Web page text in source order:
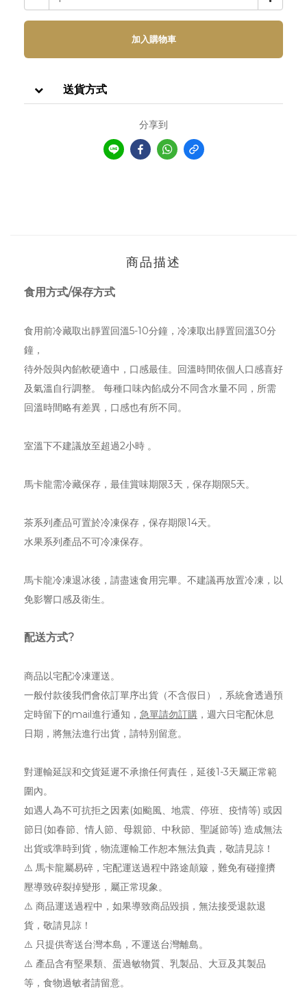
加入購物車
送貨方式
分享到
商品描述
食用方式/保存方式
食用前冷藏取出靜置回溫5-10分鐘，冷凍取出靜置回溫30分
鐘，
待外殼與內餡軟硬適中，口感最佳。回溫時間依個人口感喜好
及氣溫自行調整。 每種口味內餡成分不同含水量不同，所需
回溫時間略有差異，口感也有所不同。
室溫下不建議放至超過2小時 。
馬卡龍需冷藏保存，最佳賞味期限3天，保存期限5天。
茶系列產品可置於冷凍保存，保存期限14天。
水果系列產品不可冷凍保存。
馬卡龍冷凍退冰後，請盡速食用完畢。不建議再放置冷凍，以
免影響口感及衛生。
配送方式?
商品以宅配冷凍運送。
一般付款後我們會依訂單序出貨（不含假日），系統會透過預
定時留下的mail進行通知， 急單請勿訂購 ，週六日宅配休息
日期，將無法進行出貨，請特別留意。
對運輸延誤和交貨延遲不承擔任何責任，延後1-3天屬正常範
圍內。
如遇人為不可抗拒之因素(如颱風、地震、停班、疫情等) 或因
節日(如春節、情人節、母親節、中秋節、聖誕節等) 造成無法
出貨或準時到貨，物流運輸工作恕本無法負責，敬請見諒！
⚠️ 馬卡龍屬易碎，宅配運送過程中路途顛簸，難免有碰撞擠
壓導致碎裂掉變形，屬正常現象。
⚠️ 商品運送過程中，如果導致商品毀損，無法接受退款退
貨，敬請見諒！
⚠️ 只提供寄送台灣本島，不運送台灣離島。
⚠️ 產品含有堅果類、蛋過敏物質、乳製品、大豆及其製品
等，食物過敏者請留意。